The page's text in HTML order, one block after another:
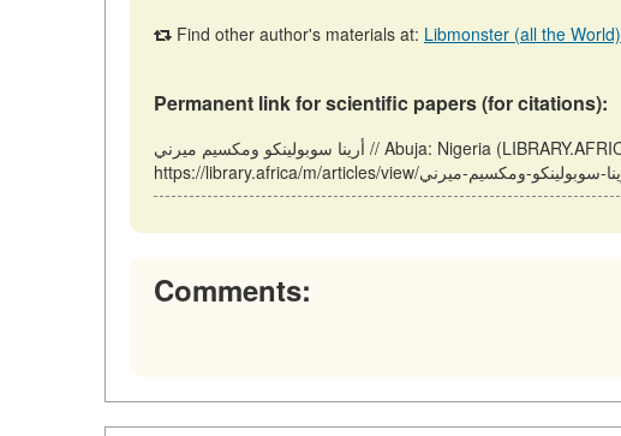
Find other author's materials at: Libmonster (all the World)
Permanent link for scientific papers (for citations):
أرينا سوبولينكو ومكسيم ميرني // Abuja: Nigeria (LIBRARY.AFRICA). Updated: 02.06.2026. URL:
Comments: